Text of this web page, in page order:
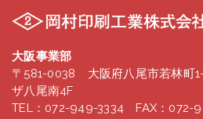
大阪事業部
〒581-0038 大阪府八尾市若林町
ザ八尾南4F
TEL：072-949-3334 FAX：072-